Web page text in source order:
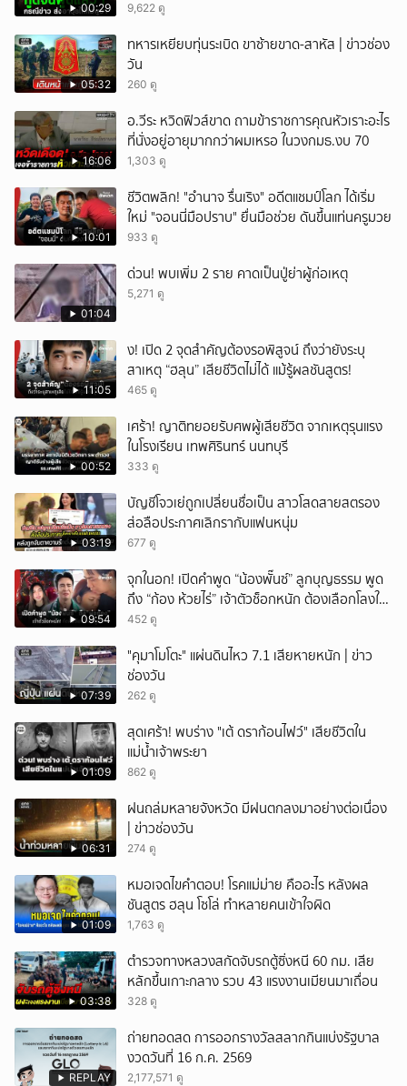
00:29 9,622 ดู
05:32
ทหารเหยียบทุ่นระเบิด ขาซ้ายขาด-สาหัส | ข่าวช่อง
วัน
260 ดู
16:06
อ.วีระ หวิดฟิวส์ขาด ถามข้าราชการคุณหัวเราะอะไร
ที่นั่งอยู่อายุมากกว่าผมเหรอ ในวงกมธ.งบ 70
1,303 ดู
10:01
ชีวิตพลิก! "อำนาจ รื่นเริง" อดีตแชมป์โลก ได้เริ่ม
ใหม่ "จอนนี่มือปราบ" ยื่นมือช่วย ดันขึ้นแท่นครูมวย
933 ดู
01:04
ด่วน! พบเพิ่ม 2 ราย คาดเป็นปู่ย่าผู้ก่อเหตุ
5,271 ดู
11:05
ึ้ง! เปิด 2 จุดสำคัญต้องรอพิสูจน์ ถึงว่ายังระบุ
สาเหตุ “ฮลุน” เสียชีวิตไม่ได้ แม้รู้ผลชันสูตร!
465 ดู
00:52
เศร้า! ญาติทยอยรับศพผู้เสียชีวิต จากเหตุรุนแรง
ในโรงเรียน เทพศิรินทร์ นนทบุรี
333 ดู
03:19
บัญชีโจวเย่ถูกเปลี่ยนชื่อเป็น สาวโสดสายสตรอง
ส่อลือประกาศเลิกรากับแฟนหนุ่ม
677 ดู
09:54
จุกในอก! เปิดคำพูด “น้องพั๊นซ์” ลูกบุญธรรม พูด
ถึง “ก้อง ห้วยไร่” เจ้าตัวช็อกหนัก ต้องเลือกโลงให้
ลูก!
452 ดู
07:39
"คุมาโมโตะ" แผ่นดินไหว 7.1 เสียหายหนัก | ข่าว
ช่องวัน
262 ดู
01:09
สุดเศร้า! พบร่าง "เต้ ดราก้อนไฟว์" เสียชีวิตใน
แม่น้ำเจ้าพระยา
862 ดู
06:31
ฝนถล่มหลายจังหวัด มีฝนตกลงมาอย่างต่อเนื่อง
| ข่าวช่องวัน
274 ดู
01:09
หมอเจดไขคำตอบ! โรคแม่ม่าย คืออะไร หลังผล
ชันสูตร ฮลุน โซโล่ ทำหลายคนเข้าใจผิด
1,763 ดู
03:38
ตำรวจทางหลวงสกัดจับรถตู้ซิ่งหนี 60 กม. เสีย
หลักขึ้นเกาะกลาง รวบ 43 แรงงานเมียนมาเถื่อน
328 ดู
REPLAY
ถ่ายทอดสด การออกรางวัลสลากกินแบ่งรัฐบาล
งวดวันที่ 16 ก.ค. 2569
2,177,571 ดู